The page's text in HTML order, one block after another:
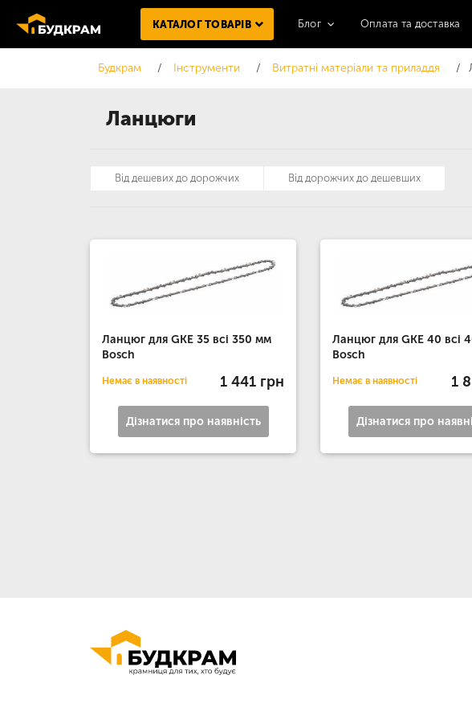
Ланцюги
КАТАЛОГ ТОВАРІВ Блог Оплата та доставка
Будкрам Інструменти Витратні матеріали та приладдя
Ланцюг для GKE 35 всі 350 мм
Bosch
Немає в наявності 1 441 грн
Дізнатися про наявність
Ланцюг для GKE 40 всі
Bosch
Немає в наявності 1
Дізнатися про
Від дешевих до дорожчих Від дорожчих до дешевших